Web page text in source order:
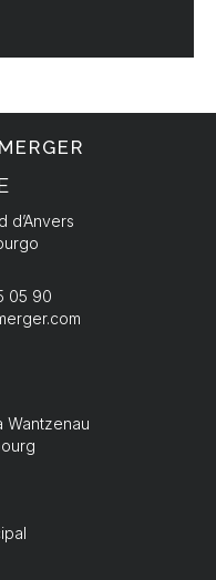
d’Anvers
05 90
Wantzenau